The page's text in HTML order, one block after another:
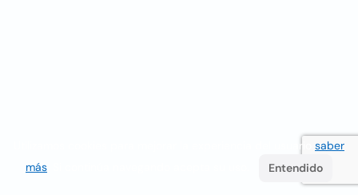
Utilizamos cookies para mejorar la experiencia del usuario saber
más
Entendido